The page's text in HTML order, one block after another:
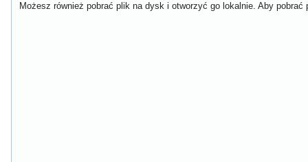
Możesz również pobrać plik na dysk i otworzyć go lokalnie. Aby